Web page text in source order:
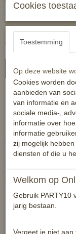
Aantal
In
Hippe Color beugels
Maat 12
Kleur: geel, groen,
Verdere
- groof reliëf op
- levering in cadeau
- uit aluminium/
- onderhoudsvriendelijk
Reacties
Cookies
Toestemming
Op deze website
Cookies worden
aanbieden van
van informatie en
sociale media-,
informatie over
informatie
zij mogelijk
diensten of die u
Welkom op
Gebruik PARTY10
jarig bestaan.
Vergeet je niet